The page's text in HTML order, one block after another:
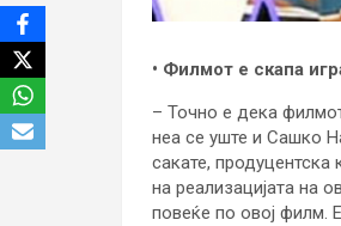
• Филмот е скапа
– Точно е дека
неа се уште и Сашко
сакате, продуцентска
на реализацијата на
повеќе по овој филм.